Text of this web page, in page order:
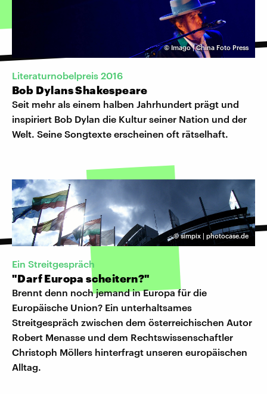
©Imago | China Foto Press
Literaturnobelpreis 2016
Bob Dylans Shakespeare
Seit mehr als einem halben Jahrhundert prägt und
inspiriert Bob Dylan die Kultur seiner Nation und der
Welt. Seine Songtexte erscheinen oft rätselhaft.
©simpix | photocase.de
Ein Streitgespräch
"Darf Europa scheitern?"
Brennt denn noch jemand in Europa für die
Europäische Union? Ein unterhaltsames
Streitgespräch zwischen dem österreichischen Autor
Robert Menasse und dem Rechtswissenschaftler
Christoph Möllers hinterfragt unseren europäischen
Alltag.